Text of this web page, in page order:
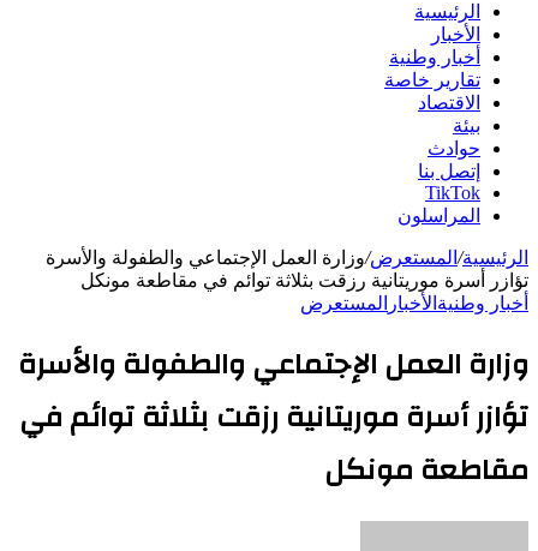
الرئيسية
الأخبار
أخبار وطنية
تقارير خاصة
الاقتصاد
بيئة
حوادث
إتصل بنا
TikTok
المراسلون
الرئيسية/ المستعرض/وزارة العمل الإجتماعي والطفولة والأسرة
تؤازر أسرة موريتانية رزقت بثلاثة توائم في مقاطعة مونكل
أخبار وطنية الأخبار المستعرض
وزارة العمل الإجتماعي والطفولة والأسرة
تؤازر أسرة موريتانية رزقت بثلاثة توائم في
مقاطعة مونكل